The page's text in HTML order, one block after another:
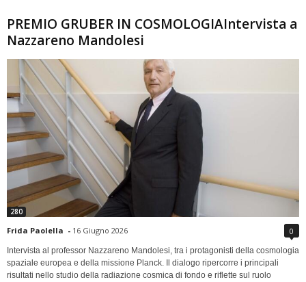
PREMIO GRUBER IN COSMOLOGIAIntervista a
Nazzareno Mandolesi
280
Frida Paolella - 16 Giugno 2026 0
Intervista al professor Nazzareno Mandolesi, tra i protagonisti della cosmologia
spaziale europea e della missione Planck. Il dialogo ripercorre i principali
risultati nello studio della radiazione cosmica di fondo e riflette sul ruolo